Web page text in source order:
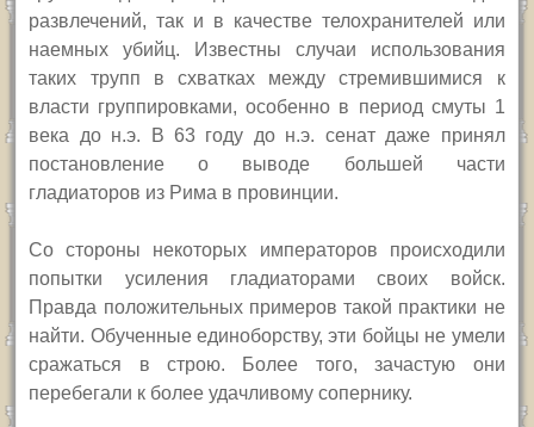
развлечений, так и в качестве телохранителей или
наемных убийц. Известны случаи использования
таких трупп в схватках между стремившимися к
власти группировками, особенно в период смуты 1
века до н.э. В 63 году до н.э. сенат даже принял
постановление о выводе большей части
гладиаторов из Рима в провинции.
Со стороны некоторых императоров происходили
попытки усиления гладиаторами своих войск.
Правда положительных примеров такой практики не
найти. Обученные единоборству, эти бойцы не умели
сражаться в строю. Более того, зачастую они
перебегали к более удачливому сопернику.